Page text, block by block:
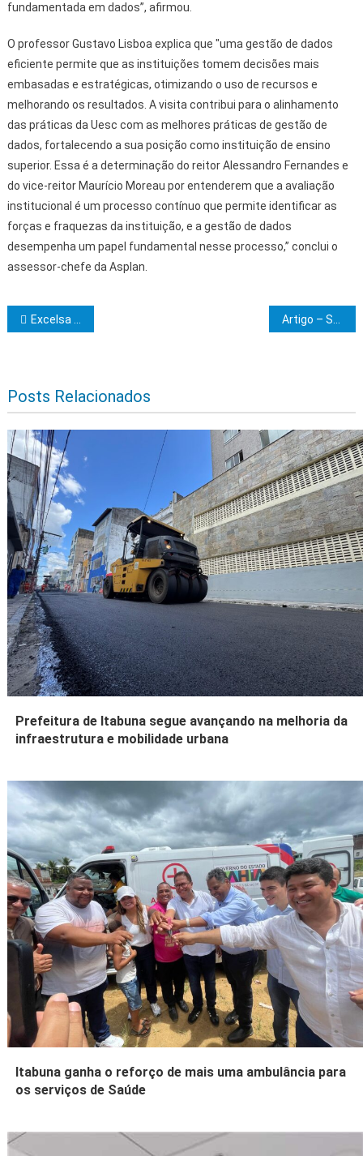
fundamentada em dados”, afirmou.
O professor Gustavo Lisboa explica que "uma gestão de dados
eficiente permite que as instituições tomem decisões mais
embasadas e estratégicas, otimizando o uso de recursos e
melhorando os resultados. A visita contribui para o alinhamento
das práticas da Uesc com as melhores práticas de gestão de
dados, fortalecendo a sua posição como instituição de ensino
superior. Essa é a determinação do reitor Alessandro Fernandes e
do vice-reitor Maurício Moreau por entenderem que a avaliação
institucional é um processo contínuo que permite identificar as
forças e fraquezas da instituição, e a gestão de dados
desempenha um papel fundamental nesse processo,” conclui o
assessor-chefe da Asplan.
Navegação de Post
Excelsa Loja de Perfeição Coelho Mésseder, Clima de Itabuna, convida os IIr.·. do sul da Bahia para Iniciação aos Graus 5 e 6, dia 11 de setembro, às 20 horas
Posts Relacionados
Prefeitura de Itabuna segue avançando na melhoria da
infraestrutura e mobilidade urbana
Itabuna ganha o reforço de mais uma ambulância para
os serviços de Saúde